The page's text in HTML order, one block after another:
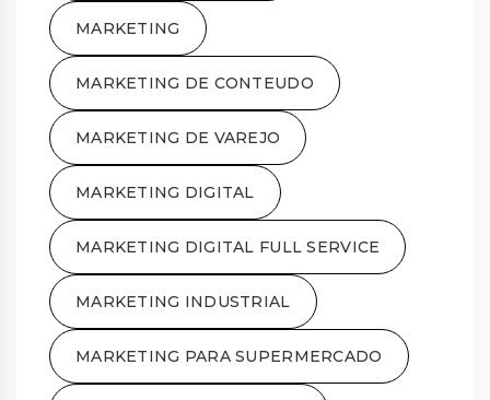
MARKETING
MARKETING DE CONTEUDO
MARKETING DE VAREJO
MARKETING DIGITAL
MARKETING DIGITAL FULL SERVICE
MARKETING INDUSTRIAL
MARKETING PARA SUPERMERCADO